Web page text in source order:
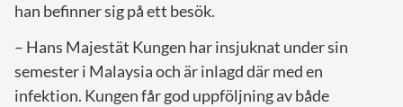
han befinner sig på ett besök.
– Hans Majestät Kungen har insjuknat under sin
semester i Malaysia och är inlagd där med en
infektion. Kungen får god uppföljning av både